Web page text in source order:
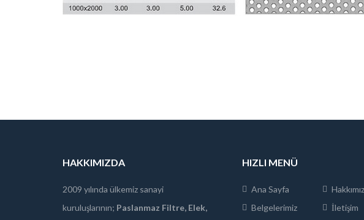
HAKKIMIZDA
2009 yılında ülkemiz sanayi
kuruluşlarının; Paslanmaz Filtre, Elek,
HIZLI MENÜ
Ana Sayfa
Belgelerimiz
İletişim